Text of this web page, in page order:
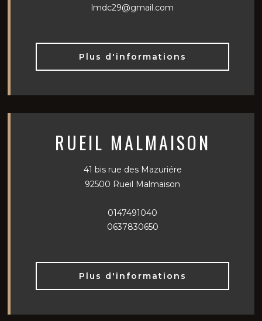
lmdc29@gmail.com
Plus d'informations
RUEIL MALMAISON
41 bis rue des Mazuriére
92500 Rueil Malmaison
0147491040
0637830650
Plus d'informations